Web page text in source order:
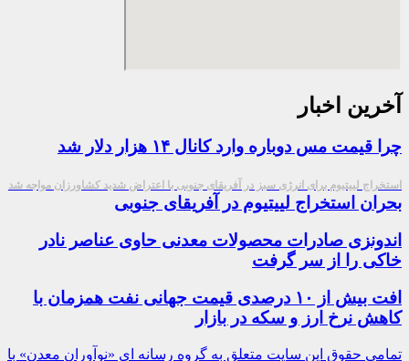
آخرین اخبار
چرا قیمت مس دوباره وارد کانال ۱۴ هزار دلار شد
استخراج لییتیوم برای انرژی سبز در آفریقای جنوبی با اعتراض شدید کشاورزان مواجه شد
بحران استخراج لییتیوم در آفریقای جنوبی
اندونزی صادرات محصولات معدنی حاوی عناصر نادر
خاکی را از سر گرفت
افت بیش از ۱۰ درصدی قیمت جهانی نفت همزمان با
کاهش نرخ ارز و سکه در بازار
تمامی حقوق این سایت متعلق به گروه رسانه ای «نوآوران معدن» با